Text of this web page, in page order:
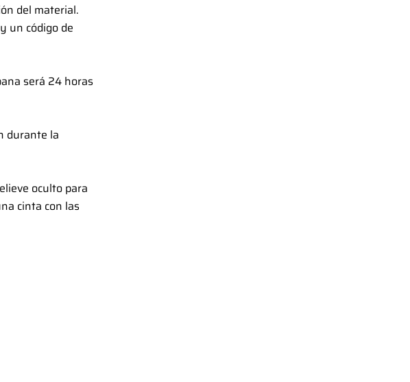
del material.
un código de
será 24 horas
durante la
oculto para
cinta con las